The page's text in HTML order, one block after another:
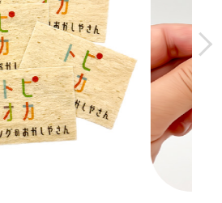
SWEETS
スイーツに使えるトッピング